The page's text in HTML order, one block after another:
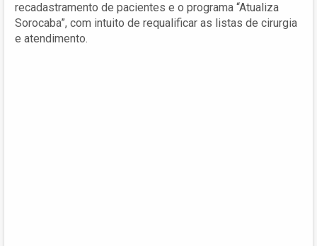
recadastramento de pacientes e o programa “Atualiza
Sorocaba”, com intuito de requalificar as listas de cirurgia
e atendimento.